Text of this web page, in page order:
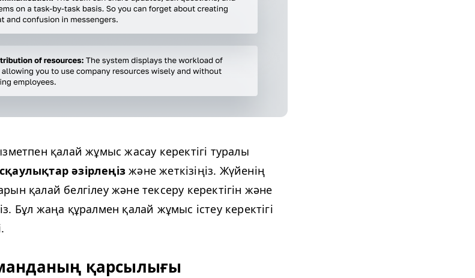
қалай жұмыс жасау керектігі туралы
әзірлеңіз және жеткізіңіз. Жүйенің
қалай белгілеу және тексеру керектігін және
Бұл жаңа құралмен қалай жұмыс істеу керектігі
қарсылығы